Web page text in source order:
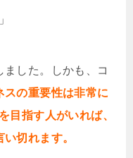
した。しかも、コ
スの重要性は非常に
目指す人がいれば、
切れます。